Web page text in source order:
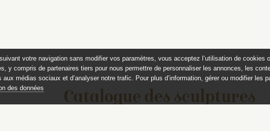
Catalogue des sculptures
votre navigation sans modifier vos paramètres, vous acceptez l’utilisation de cookies
y compris de partenaires tiers pour nous permettre de personnaliser les annonces, les
aux médias sociaux et d’analyser notre trafic. Pour plus d’information, gérer ou modifier les
des données